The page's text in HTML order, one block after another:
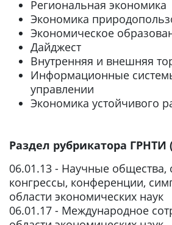
Региональная экономика
Экономика
Экономическое
Дайджест
Внутренняя и внешняя
Информационные
управлении
Экономика устойчивого
Раздел рубрикатора
06.01.13 - Научные общества,
конгрессы, конференции,
области экономических наук
06.01.17 - Международное